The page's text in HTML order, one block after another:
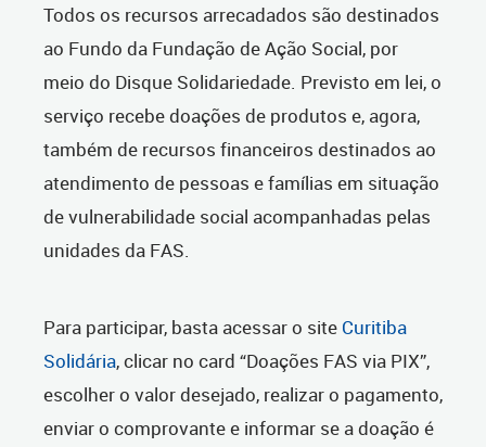
Todos os recursos arrecadados são destinados
ao Fundo da Fundação de Ação Social, por
meio do Disque Solidariedade. Previsto em lei, o
serviço recebe doações de produtos e, agora,
também de recursos financeiros destinados ao
atendimento de pessoas e famílias em situação
de vulnerabilidade social acompanhadas pelas
unidades da FAS.
Para participar, basta acessar o site Curitiba
Solidária, clicar no card “Doações FAS via PIX”,
escolher o valor desejado, realizar o pagamento,
enviar o comprovante e informar se a doação é